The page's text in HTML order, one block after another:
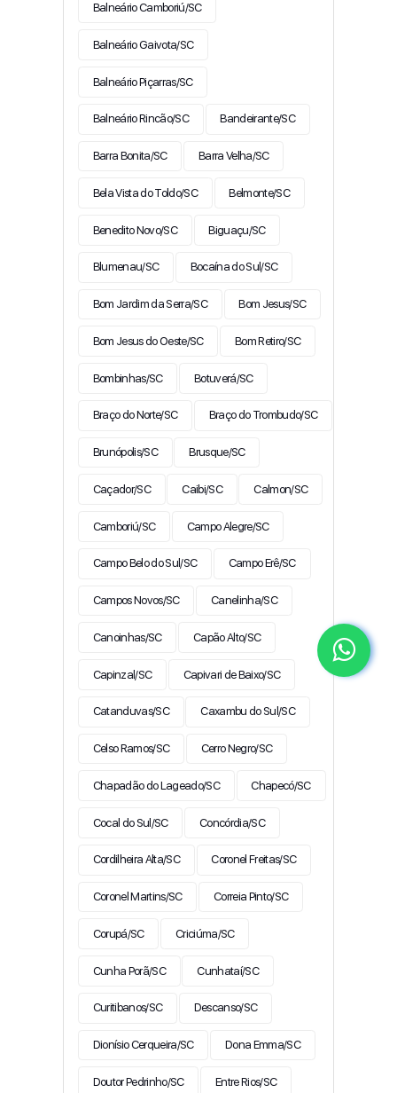
Balneário Camboriú/SC
Balneário Gaivota/SC
Balneário Piçarras/SC
Balneário Rincão/SC Bandeirante/SC
Barra Bonita/SC Barra Velha/SC
Bela Vista do Toldo/SC Belmonte/SC
Benedito Novo/SC Biguaçu/SC
Blumenau/SC Bocaína do Sul/SC
Bom Jardim da Serra/SC Bom Jesus/SC
Bom Jesus do Oeste/SC Bom Retiro/SC
Bombinhas/SC Botuverá/SC
Braço do Norte/SC Braço do Trombudo/SC
Brunópolis/SC Brusque/SC
Caçador/SC Caibi/SC Calmon/SC
Camboriú/SC Campo Alegre/SC
Campo Belo do Sul/SC Campo Erê/SC
Campos Novos/SC Canelinha/SC
Canoinhas/SC Capão Alto/SC
Capinzal/SC Capivari de Baixo/SC
Catanduvas/SC Caxambu do Sul/SC
Celso Ramos/SC Cerro Negro/SC
Chapadão do Lageado/SC Chapecó/SC
Cocal do Sul/SC Concórdia/SC
Cordilheira Alta/SC Coronel Freitas/SC
Coronel Martins/SC Correia Pinto/SC
Corupá/SC Criciúma/SC
Cunha Porã/SC Cunhataí/SC
Curitibanos/SC Descanso/SC
Dionísio Cerqueira/SC Dona Emma/SC
Doutor Pedrinho/SC Entre Rios/SC